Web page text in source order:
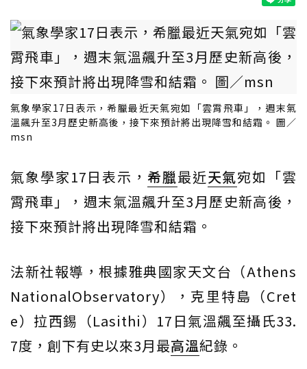
氣象學家17日表示，希臘最近天氣宛如「雲霄飛車」，週末氣
溫飆升至3月歷史新高後，接下來預計將出現降雪和結霜。 圖／
msn
氣象學家17日表示， 希臘最近天氣宛如「雲
霄飛車」，週末氣溫飆升至3月歷史新高後，
接下來預計將出現降雪和結霜。
法新社報導，根據雅典國家天文台（Athens
NationalObservatory），克里特島（Cret
e）拉西錫（Lasithi）17日氣溫飆至攝氏33.
7度，創下有史以來3月最高溫紀錄。